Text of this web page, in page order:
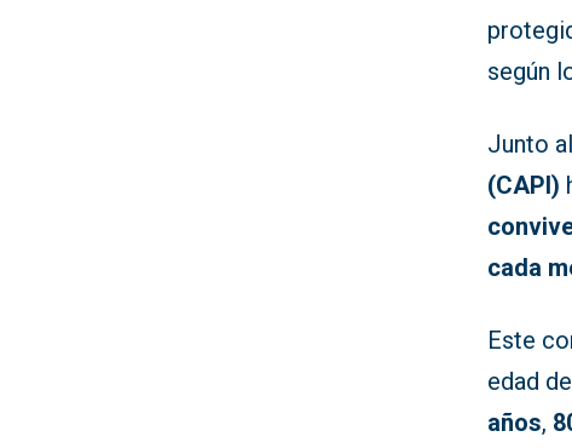
según
Junto
(CAPI)
cada
Este
edad
años,